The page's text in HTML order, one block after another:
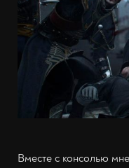
Вместе с консолью